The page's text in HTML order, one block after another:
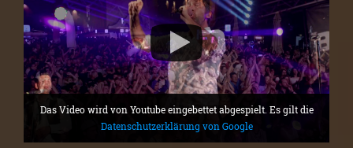
Das Video wird von Youtube eingebettet abgespielt. Es gilt die
Datenschutzerklärung von Google